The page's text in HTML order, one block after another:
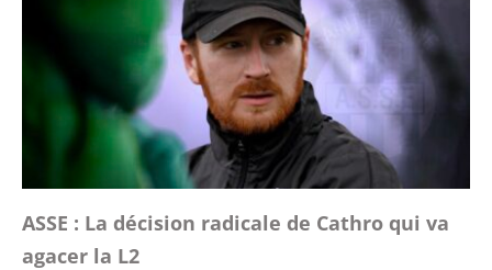
ASSE : La décision radicale de Cathro qui va
agacer la L2